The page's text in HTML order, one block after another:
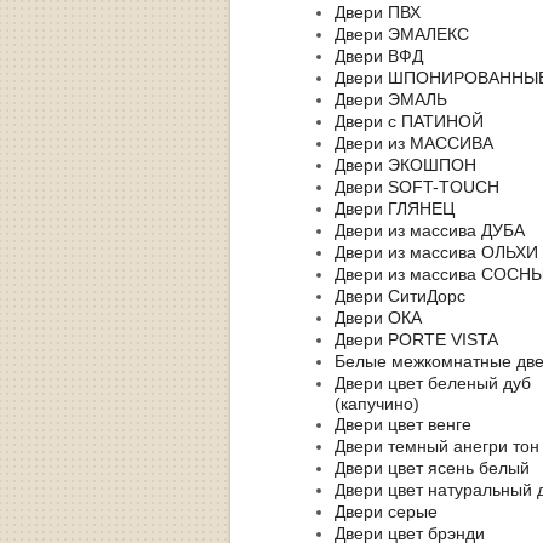
Двери ПВХ
Двери ЭМАЛЕКС
Двери ВФД
Двери
Двери ЭМАЛЬ
Двери с ПАТИНОЙ
Двери из МАССИВА
Двери ЭКОШПОН
Двери SOFT-TOUCH
Двери ГЛЯНЕЦ
Двери из массива ДУБА
Двери из массива ОЛЬХИ
Двери из массива
Двери СитиДорс
Двери ОКА
Двери PORTE VISTA
Белые межкомнатные
Двери цвет беленый дуб
(капучино)
Двери цвет венге
Двери темный анегри
Двери цвет ясень белый
Двери цвет натуральный
Двери серые
Двери цвет брэнди